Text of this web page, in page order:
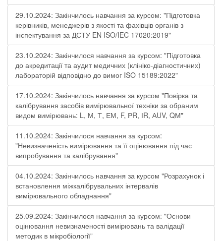
29.10.2024: Закінчилось навчання за курсом: "Підготовка
керівників, менеджерів з якості та фахівців органів з
інспектування за ДСТУ EN ISO/IEC 17020:2019"
23.10.2024: Закінчилося навчання за курсом: "Підготовка
до акредитації та аудит медичних (клініко-діагностичних)
лабораторій відповідно до вимог ISO 15189:2022"
17.10.2024: Закінчилось навчання за курсом "Повірка та
калібрування засобів вимірювальної техніки за обраним
видом вимірювань: L, М, Т, ЕМ, F, РR, ІR, АUV, QМ"
11.10.2024: Закінчилося навчання за курсом:
"Невизначеність вимірювання та її оцінювання під час
випробування та калібрування"
04.10.2024: Закінчилось навчання за курсом "Розрахунок і
встановлення міжкалібрувальних інтервалів
вимірювального обладнання"
25.09.2024: Закінчилося навчання за курсом: "Основи
оцінювання невизначеності вимірювань та валідації
методик в мікробіології"